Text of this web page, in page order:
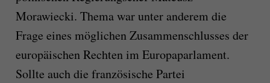
Morawiecki. Thema war unter anderem die
Frage eines möglichen Zusammenschlusses der
europäischen Rechten im Europaparlament.
Sollte auch die französische Partei